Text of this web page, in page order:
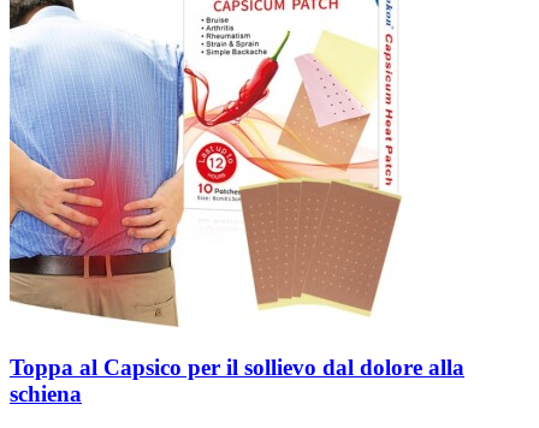
Toppa al Capsico per il sollievo dal dolore alla
schiena